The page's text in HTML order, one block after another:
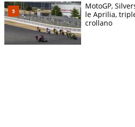
MotoGP,
le Aprilia,
crollano